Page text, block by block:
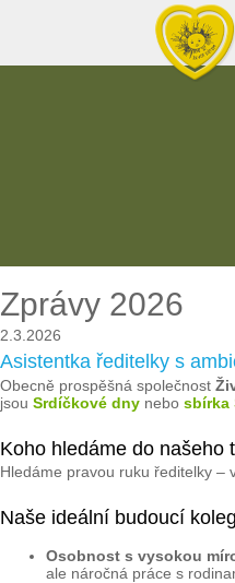
Zprávy 2026
2.3.2026
Asistentka ředitelky s
Obecně prospěšná společnost
jsou Srdíčkové dny nebo sbírka
Koho hledáme do našeho
Hledáme pravou ruku ředitelky –
Naše ideální budoucí
Osobnost s vysokou
ale náročná práce s